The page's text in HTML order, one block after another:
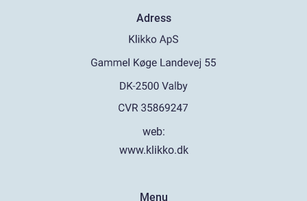
Adress
web:
www.klikko.dk
Menu